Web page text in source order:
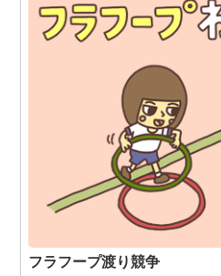
フラフープ渡り競争